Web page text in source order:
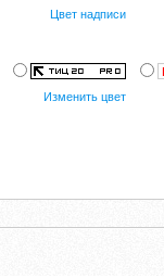
Цвет надписи
Изменить цвет